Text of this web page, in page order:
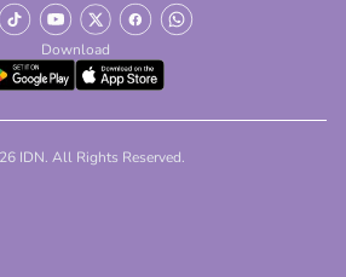
Download
IDN. All Rights Reserved.